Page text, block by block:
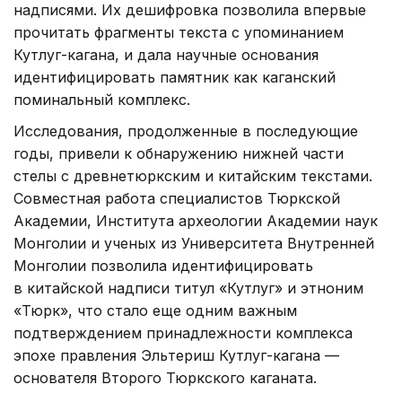
надписями. Их дешифровка позволила впервые
прочитать фрагменты текста с упоминанием
Кутлуг-кагана, и дала научные основания
идентифицировать памятник как каганский
поминальный комплекс.
Исследования, продолженные в последующие
годы, привели к обнаружению нижней части
стелы с древнетюркским и китайским текстами.
Совместная работа специалистов Тюркской
Академии, Института археологии Академии наук
Монголии и ученых из Университета Внутренней
Монголии позволила идентифицировать
в китайской надписи титул «Кутлуг» и этноним
«Тюрк», что стало еще одним важным
подтверждением принадлежности комплекса
эпохе правления Эльтериш Кутлуг-кагана —
основателя Второго Тюркского каганата.